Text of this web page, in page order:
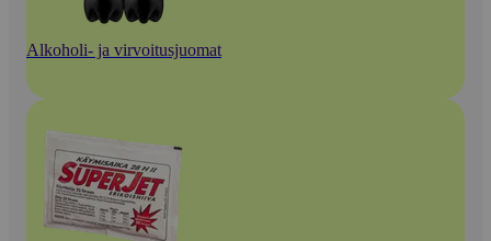
Alkoholi- ja virvoitusjuomat